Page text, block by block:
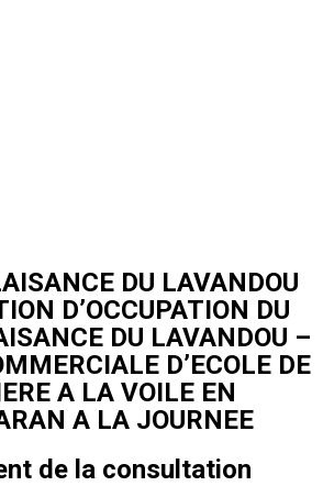
DU LAVANDOU
D’OCCUPATION DU
DU LAVANDOU –
D’ECOLE DE
A LA VOILE EN
A LA JOURNEE
de la consultation